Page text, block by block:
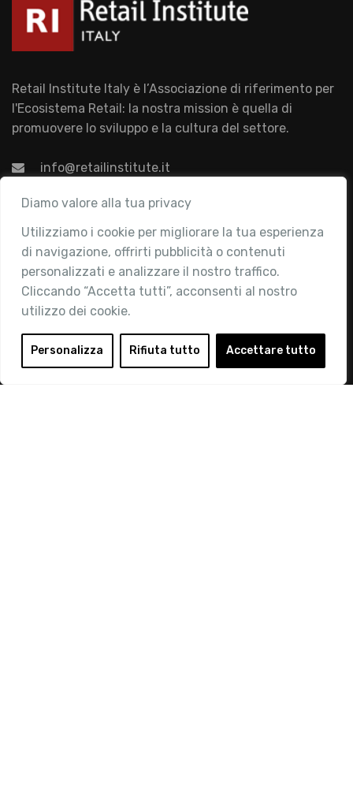
Diamo valore alla tua privacy
Utilizziamo i cookie per migliorare la tua esperienza
di navigazione, offrirti pubblicità o contenuti
personalizzati e analizzare il nostro traffico.
Cliccando “Accetta tutti”, acconsenti al nostro
utilizzo dei cookie.
Personalizza Rifiuta tutto Accettare tutto
Retail Institute Italy è l’Associazione di riferimento per
l'Ecosistema Retail: la nostra mission è quella di
promuovere lo sviluppo e la cultura del settore.
info@retailinstitute.it
Associazione
Chi siamo
Attività
Contatti
Area Riservata
Login
Diventa Socio